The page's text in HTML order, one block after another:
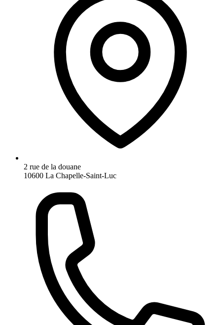
2 rue de la douane
10600 La Chapelle-Saint-Luc